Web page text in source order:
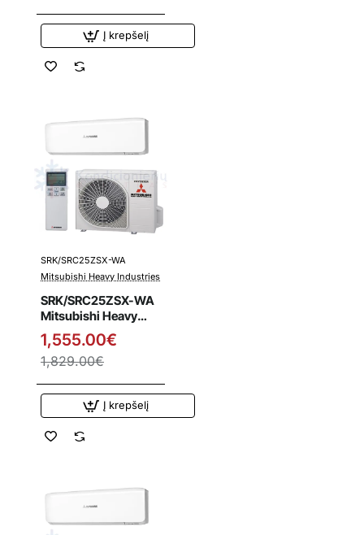
Į krepšelį
Išpardavimas
SRK/SRC25ZSX-WA
Mitsubishi Heavy Industries
SRK/SRC25ZSX-WA
Mitsubishi Heavy
Industries 2.5/3.2
kW šilumos siurblys
1,555.00€
1,829.00€
Į krepšelį